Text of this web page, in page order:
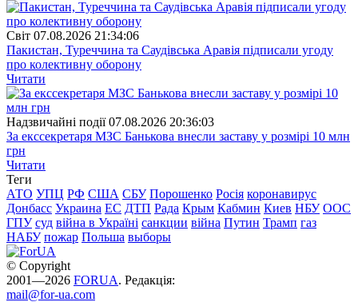
Свiт 07.08.2026 21:34:06
Пакистан, Туреччина та Саудівська Аравія підписали угоду
про колективну оборону
Читати
Надзвичайні події 07.08.2026 20:36:03
За екссекретаря МЗС Банькова внесли заставу у розмірі 10 млн
грн
Читати
Теги
АТО УПЦ РФ США СБУ Порошенко Росія коронавирус
Донбасс Украина ЕС ДТП Рада Крым Кабмин Киев НБУ ООС
ГПУ суд війна в Україні санкции війна Путин Трамп газ
НАБУ пожар Польша выборы
© Copyright
2001—2026 FORUA. Редакція:
mail@for-ua.com